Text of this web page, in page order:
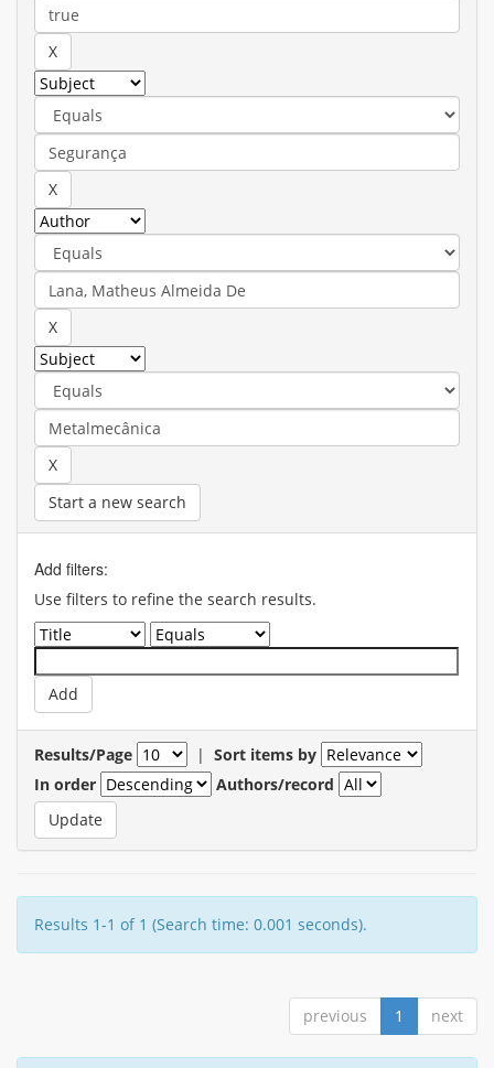
Start a new search
Add filters:
Use filters to refine the search results.
Results/Page | Sort items by
In order
Authors/record
Results 1-1 of 1 (Search time: 0.001 seconds).
previous 1 next